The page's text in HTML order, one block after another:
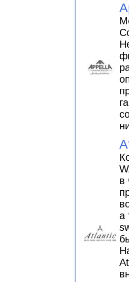
в
а